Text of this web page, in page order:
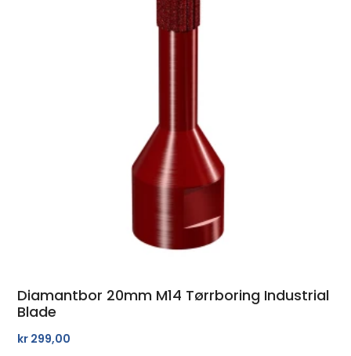
Diamantbor 20mm M14 Tørrboring Industrial
Blade
kr 299,00